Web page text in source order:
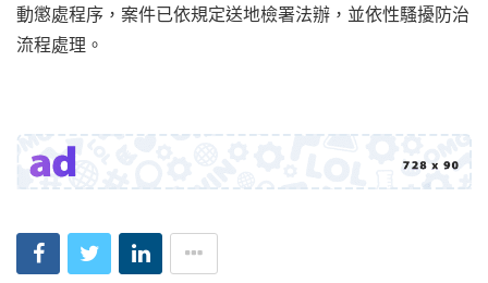
動懲處程序，案件已依規定送地檢署法辦，並依性騷擾防治
流程處理。